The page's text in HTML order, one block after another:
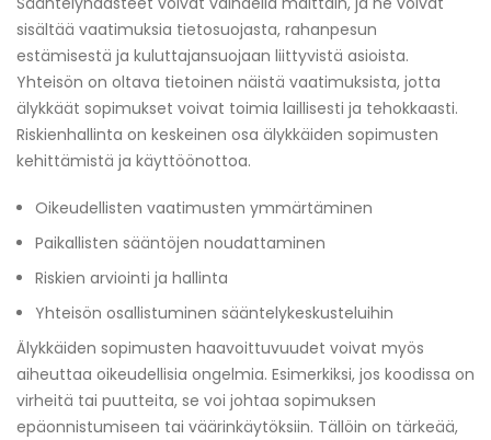
sisältää vaatimuksia tietosuojasta, rahanpesun
estämisestä ja kuluttajansuojaan liittyvistä asioista.
Yhteisön on oltava tietoinen näistä vaatimuksista, jotta
älykkäät sopimukset voivat toimia laillisesti ja tehokkaasti.
Riskienhallinta on keskeinen osa älykkäiden sopimusten
kehittämistä ja käyttöönottoa.
Oikeudellisten vaatimusten ymmärtäminen
Paikallisten sääntöjen noudattaminen
Riskien arviointi ja hallinta
Yhteisön osallistuminen sääntelykeskusteluihin
Älykkäiden sopimusten haavoittuvuudet voivat myös
aiheuttaa oikeudellisia ongelmia. Esimerkiksi, jos koodissa on
virheitä tai puutteita, se voi johtaa sopimuksen
epäonnistumiseen tai väärinkäytöksiin. Tällöin on tärkeää,